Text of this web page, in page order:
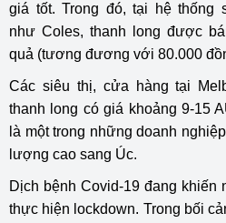
giá tốt. Trong đó, tại hệ thống
như Coles, thanh long được
quả (tương đương với 80.000
Các siêu thị, cửa hàng tại
thanh long có giá khoảng 9-15
là một trong những doanh
lượng cao sang Úc.
Dịch bệnh Covid-19 đang khiến
thực hiện lockdown. Trong bối